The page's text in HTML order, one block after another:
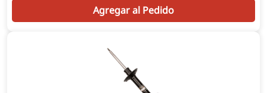
Agregar al Pedido